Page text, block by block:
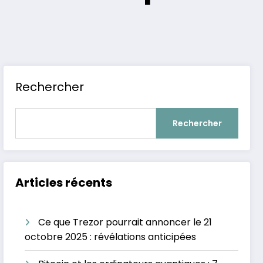
Rechercher
Rechercher
Articles récents
Ce que Trezor pourrait annoncer le 21
octobre 2025 : révélations anticipées